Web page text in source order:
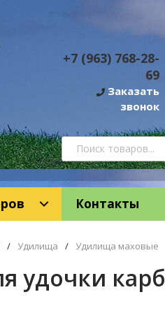
+7 (963) 768-28-
69
Заказать
звонок
Контакты
/ Удилища / Удилища маховые
удочки